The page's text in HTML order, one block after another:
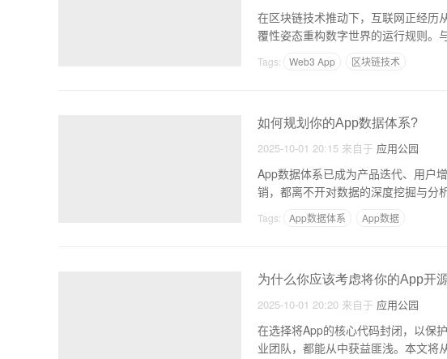
在区块链技术推动下，互联网正经历
覆性姿态重构数字世界的运行规则。
Tags: Web3 App 区块链技术
如何规划你的App数据体系?
2025-10-01 20:15 来自于 应用公园
App数据体系已成为产品迭代、用户
销，都离不开对数据的深度挖掘与分
Tags: App数据体系 App数据
为什么你应该考虑将你的App开
2025-10-01 20:20 来自于 应用公园
在选择将App的核心代码封闭，以保
业团队，都能从中获益匪浅。本文将